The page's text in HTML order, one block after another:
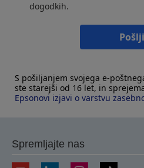
dogodkih.
Pošlji
S pošiljanjem svojega e-
ste starejši od 16 let, in
Epsonovi izjavi o varstvu
Spremljajte nas